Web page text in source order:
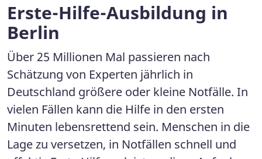
Erste-Hilfe-Ausbildung in
Berlin
Über 25 Millionen Mal passieren nach
Schätzung von Experten jährlich in
Deutschland größere oder kleine Notfälle. In
vielen Fällen kann die Hilfe in den ersten
Minuten lebensrettend sein. Menschen in die
Lage zu versetzen, in Notfällen schnell und